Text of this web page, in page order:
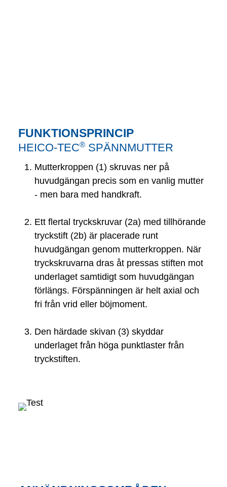
FUNKTIONSPRINCIP
HEICO-TEC® SPÄNNMUTTER
Mutterkroppen (1) skruvas ner på
huvudgängan precis som en vanlig mutter
- men bara med handkraft.
Ett flertal tryckskruvar (2a) med tillhörande
tryckstift (2b) är placerade runt
huvudgängan genom mutterkroppen. När
tryckskruvarna dras åt pressas stiften mot
underlaget samtidigt som huvudgängan
förlängs. Förspänningen är helt axial och
fri från vrid eller böjmoment.
Den härdade skivan (3) skyddar
underlaget från höga punktlaster från
tryckstiften.